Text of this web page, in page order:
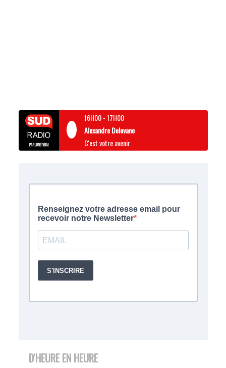
16H00-17H00
Alexandre Delovane
C'est votre avenir
D'HEURE EN HEURE